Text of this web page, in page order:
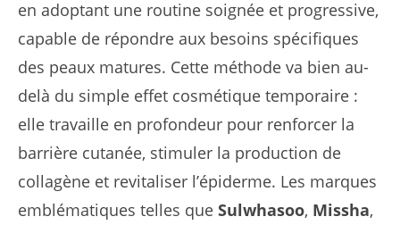
en adoptant une routine soignée et progressive,
capable de répondre aux besoins spécifiques
des peaux matures. Cette méthode va bien au-
delà du simple effet cosmétique temporaire :
elle travaille en profondeur pour renforcer la
barrière cutanée, stimuler la production de
collagène et revitaliser l’épiderme. Les marques
emblématiques telles que Sulwhasoo, Missha,